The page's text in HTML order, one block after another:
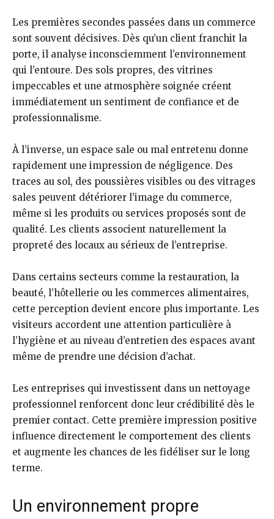
Les premières secondes passées dans un commerce
sont souvent décisives. Dès qu’un client franchit la
porte, il analyse inconsciemment l’environnement
qui l’entoure. Des sols propres, des vitrines
impeccables et une atmosphère soignée créent
immédiatement un sentiment de confiance et de
professionnalisme.
À l’inverse, un espace sale ou mal entretenu donne
rapidement une impression de négligence. Des
traces au sol, des poussières visibles ou des vitrages
sales peuvent détériorer l’image du commerce,
même si les produits ou services proposés sont de
qualité. Les clients associent naturellement la
propreté des locaux au sérieux de l’entreprise.
Dans certains secteurs comme la restauration, la
beauté, l’hôtellerie ou les commerces alimentaires,
cette perception devient encore plus importante. Les
visiteurs accordent une attention particulière à
l’hygiène et au niveau d’entretien des espaces avant
même de prendre une décision d’achat.
Les entreprises qui investissent dans un nettoyage
professionnel renforcent donc leur crédibilité dès le
premier contact. Cette première impression positive
influence directement le comportement des clients
et augmente les chances de les fidéliser sur le long
terme.
Un environnement propre